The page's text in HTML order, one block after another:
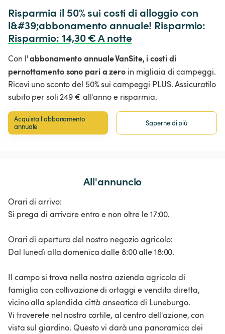
Risparmia il 50% sui costi di alloggio con
l&#39;abbonamento annuale! Risparmio:
Risparmio: 14,30 € A notte
Con l'abbonamento annuale VanSite, i costi di
pernottamento sono pari a zero in migliaia di campeggi.
Ricevi uno sconto del 50% sui campeggi PLUS. Assicuratilo
subito per soli 249 € all'anno e risparmia.
Acquista l'abbonamento
annuale
Saperne di più
All'annuncio
Orari di arrivo:
Si prega di arrivare entro e non oltre le 17:00.
Orari di apertura del nostro negozio agricolo:
Dal lunedì alla domenica dalle 8:00 alle 18:00.
Il campo si trova nella nostra azienda agricola di
famiglia con coltivazione di ortaggi e vendita diretta,
vicino alla splendida città anseatica di Luneburgo.
Vi troverete nel nostro cortile, al centro dell'azione, con
vista sul giardino. Questo vi darà una panoramica dei